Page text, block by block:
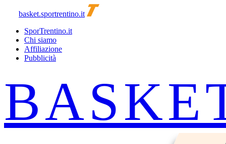
basket.sportrentino.it
SporTrentino.it
Chi siamo
Affiliazione
Pubblicità